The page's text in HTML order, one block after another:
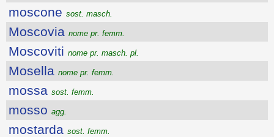
moscone sost. masch.
Moscovia nome pr. femm.
Moscoviti nome pr. masch. pl.
Mosella nome pr. femm.
mossa sost. femm.
mosso agg.
mostarda sost. femm.